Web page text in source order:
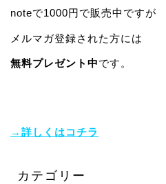
noteで1000円で販売中ですが
メルマガ登録された方には
無料プレゼント中です。
→詳しくはコチラ
カテゴリー